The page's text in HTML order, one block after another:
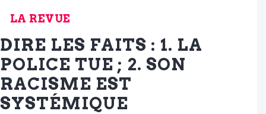
LA REVUE
DIRE LES FAITS : 1. LA
POLICE TUE ; 2. SON
RACISME EST
SYSTÉMIQUE